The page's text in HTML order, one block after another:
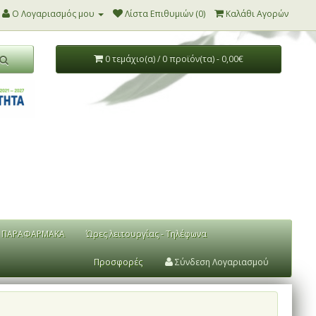
Ο Λογαριασμός μου Λίστα Επιθυμιών (0) Καλάθι Αγορών
0 τεμάχιο(α) / 0 προϊόν(τα) - 0,00€
ΠΑΡΑΦΑΡΜΑΚΑ Ώρες λειτουργίας - Τηλέφωνα
Προσφορές Σύνδεση Λογαριασμού